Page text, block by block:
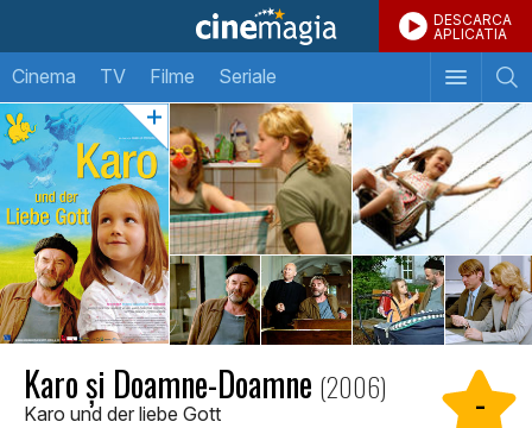
DESCARCA
APLICATIA
Cinema TV Filme Seriale
Karo și Doamne-Doamne (2006)
Karo und der liebe Gott -